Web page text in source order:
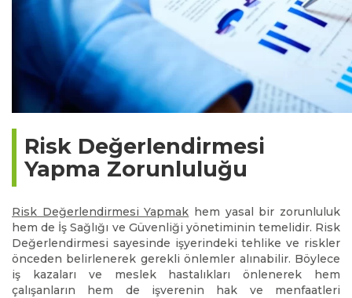
Risk Değerlendirmesi
Yapma Zorunluluğu
Risk Değerlendirmesi Yapmak hem yasal bir zorunluluk
hem de İş Sağlığı ve Güvenliği yönetiminin temelidir. Risk
Değerlendirmesi sayesinde işyerindeki tehlike ve riskler
önceden belirlenerek gerekli önlemler alınabilir. Böylece
iş kazaları ve meslek hastalıkları önlenerek hem
çalışanların hem de işverenin hak ve menfaatleri